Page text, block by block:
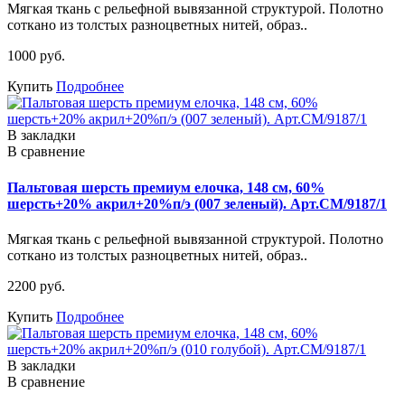
Мягкая ткань с рельефной вывязанной структурой. Полотно
соткано из толстых разноцветных нитей, образ..
1000 руб.
Купить Подробнее
В закладки
В сравнение
Пальтовая шерсть премиум елочка, 148 см, 60%
шерсть+20% акрил+20%п/э (007 зеленый). Арт.СМ/9187/1
Мягкая ткань с рельефной вывязанной структурой. Полотно
соткано из толстых разноцветных нитей, образ..
2200 руб.
Купить Подробнее
В закладки
В сравнение